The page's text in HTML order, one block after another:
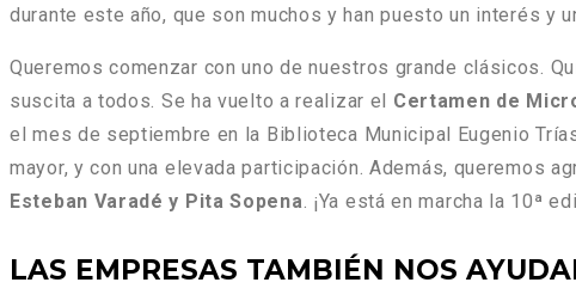
durante este año, que son muchos y han puesto un interés y
Queremos comenzar con uno de nuestros grande clásicos.
suscita a todos. Se ha vuelto a realizar el Certamen de
el mes de septiembre en la Biblioteca Municipal Eugenio
mayor, y con una elevada participación. Además, queremos
Esteban Varadé y Pita Sopena . ¡Ya está en marcha la 10ª
LAS EMPRESAS TAMBIÉN NOS